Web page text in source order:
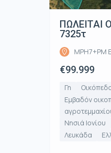
ΠΩΛΕΙΤΑΙ
7325τ
MPH7+PM
€99.999
Γη
Εμβαδόν
Νησιά Ιονίου
Λευκάδα